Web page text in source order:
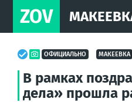
ZOV
ОФИЦИАЛЬНО МАКЕЕВКА
В рамках
дела» прошла